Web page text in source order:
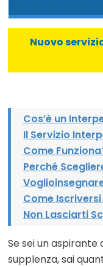
Nuovo
Cos’è un
Il Servizio
Come
Perché
Come
Non Lasciarti
Se sei un
supplenza, sai